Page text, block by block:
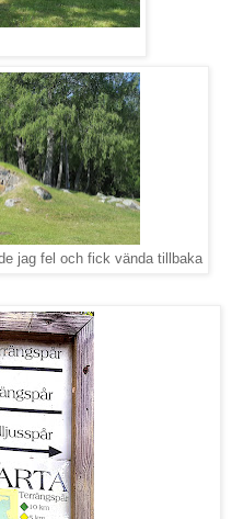
jag fel och fick vända tillbaka